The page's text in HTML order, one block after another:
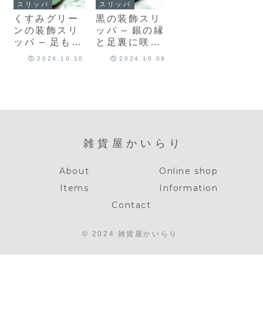
スリッパ
くすみグリー
ンの装飾スリ
ッパ – 足もと
で光る銀の縁
2024.10.10
スリッパ
黒の装飾スリ
ッパ – 銀の縁
と足裏に咲く
インドの花模
2024.10.09
雑貨屋かいらり
About
Online shop
Items
Information
Contact
© 2024 雑貨屋かいらり.